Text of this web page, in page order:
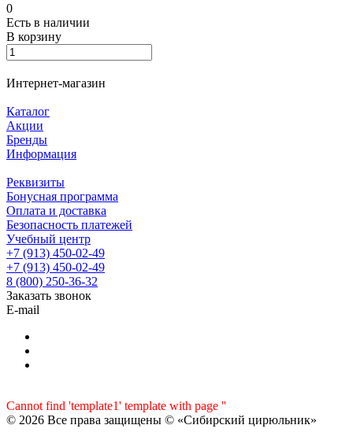
0
Есть в наличии
В корзину
Интернет-магазин
Каталог
Акции
Бренды
Информация
Реквизиты
Бонусная программа
Оплата и доставка
Безопасность платежей
Учебный центр
+7 (913) 450-02-49
+7 (913) 450-02-49
8 (800) 250-36-32
Заказать звонок
E-mail
Cannot find 'template1' template with page ''
© 2026 Все права защищены © «Сибирский цирюльник»